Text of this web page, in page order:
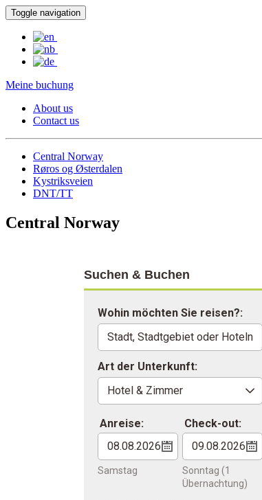
Toggle navigation
Meine buchung
About us
Contact us
Central Norway
Røros og Østerdalen
Kystriksveien
DNT/TT
Central Norway
Suchen & Buchen
Wohin möchten Sie reisen?:
Art der Unterkunft:
Anreise:
Samstag
Check-out:
Sonntag (1
Übernachtung)